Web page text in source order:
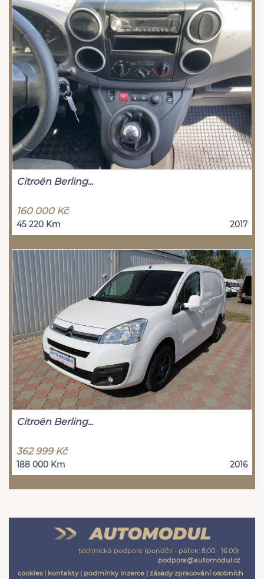
Citroën Berling...
160 000 Kč
45 220 Km 2017
Citroën Berling...
362 999 Kč
188 000 Km 2016
technická podpora (pondělí - pátek: 8:00 - 16:00):
podpora@automodul.cz
cookies| kontakty| podmínky inzerce | zásady zpracování osobních